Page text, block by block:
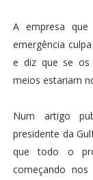
A empresa
emergência
e diz que se os
meios estariam
Num artigo
presidente da
que todo o
começando